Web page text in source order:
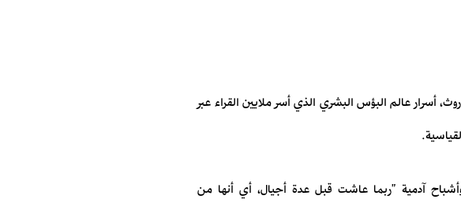
أسرار عالم البؤس البشري الذي أسر ملايين القراء عبر
آدمية "ربما عاشت قبل عدة أجيال، أي أنها من